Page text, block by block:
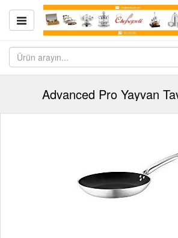
Advanced Pro Yayvan